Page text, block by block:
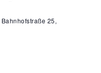
Bahnhofstraße 25,